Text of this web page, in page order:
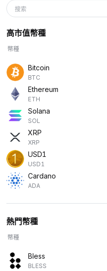
搜索
高市值幣種
幣種
Bitcoin
BTC
Ethereum
ETH
Solana
SOL
XRP
XRP
USD1
USD1
Cardano
ADA
熱門幣種
幣種
Bless
BLESS